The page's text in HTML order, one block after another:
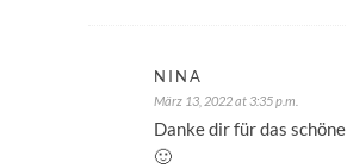
NINA
März 13, 2022 at 3:35 p.m.
Danke dir für das
🙂